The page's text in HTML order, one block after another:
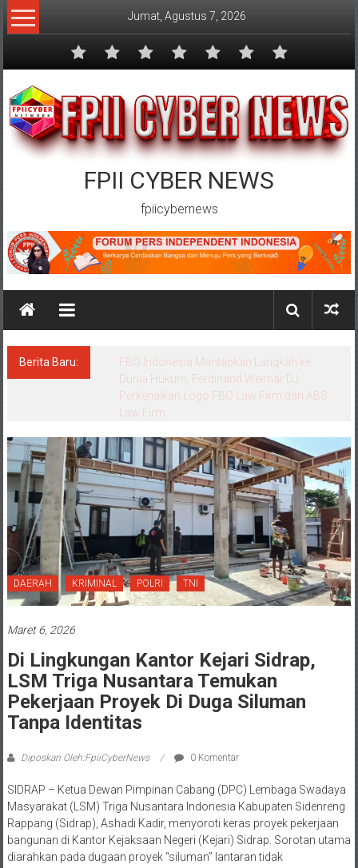
Lompat
ke
Jumat, Agustus 7, 2026
FPII CYBER NEWS
fpiicybernews
Berita Baru:
FBO Indonesia Mantapkan Langkah ke
Dunia Hukum, Ferdinand Weimar DJ
Perkenalkan Logo FBO Law Firm dan ABS
Law Firm
DAERAH KRIMINAL POLRI TNI
Maret 6, 2026
Di Lingkungan Kantor Kejari Sidrap,
LSM Triga Nusantara Temukan
Pekerjaan Proyek Di Duga Siluman
Tanpa Identitas
Diposkan Oleh:FpiiCyberNews 0 Komentar
SIDRAP – Ketua Dewan Pimpinan Cabang (DPC) Lembaga Swadaya
Masyarakat (LSM) Triga Nusantara Indonesia Kabupaten Sidenreng
Rappang (Sidrap), Ashadi Kadir, menyoroti keras proyek pekerjaan
bangunan di Kantor Kejaksaan Negeri (Kejari) Sidrap. Sorotan utama
diarahkan pada dugaan proyek “siluman” lantaran tidak